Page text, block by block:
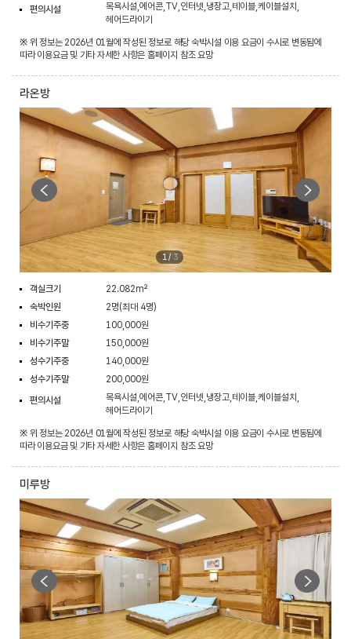
편의시설
목욕시설,에어콘,TV,인터넷,냉장고,테이블,케이블설치,
헤어드라이기
※ 위 정보는 2026년 01월에 작성된 정보로 해당 숙박시설 이용 요금이 수시로 변동됨에
따라 이용요금 및 기타 자세한 사항은 홈페이지 참조 요망
라온방
1 / 3
객실크기
22.082m²
숙박인원
2명(최대 4명)
비수기주중
100,000원
비수기주말
150,000원
성수기주중
140,000원
성수기주말
200,000원
편의시설
목욕시설,에어콘,TV,인터넷,냉장고,테이블,케이블설치,
헤어드라이기
※ 위 정보는 2026년 01월에 작성된 정보로 해당 숙박시설 이용 요금이 수시로 변동됨에
따라 이용요금 및 기타 자세한 사항은 홈페이지 참조 요망
미루방